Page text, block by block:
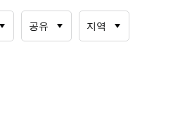
공유 지역